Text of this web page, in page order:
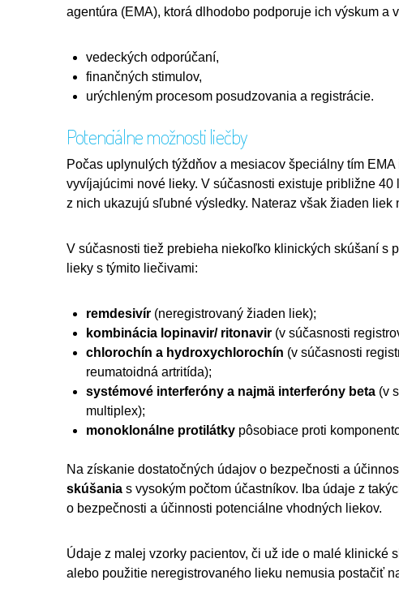
agentúra (EMA), ktorá dlhodobo podporuje ich výskum a
vedeckých odporúčaní,
finančných stimulov,
urýchleným procesom posudzovania a registrácie.
Potenciálne možnosti liečby
Počas uplynulých týždňov a mesiacov špeciálny tím
vyvíjajúcimi nové lieky. V súčasnosti existuje približne
z nich ukazujú sľubné výsledky. Nateraz však žiaden
V súčasnosti tiež prebieha niekoľko klinických skúšaní s
lieky s týmito liečivami:
remdesivír (neregistrovaný žiaden liek);
kombinácia lopinavir/ ritonavir (v súčasnosti
chlorochín a hydroxychlorochín (v súčasnosti
reumatoidná artritída);
systémové interferóny a najmä interferóny beta (v
multiplex);
monoklonálne protilátky pôsobiace proti
Na získanie dostatočných údajov o bezpečnosti a
skúšania s vysokým počtom účastníkov. Iba údaje z
o bezpečnosti a účinnosti potenciálne vhodných liekov.
Údaje z malej vzorky pacientov, či už ide o malé
alebo použitie neregistrovaného lieku nemusia postačiť